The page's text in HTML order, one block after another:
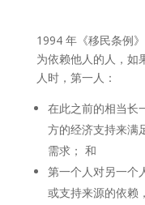
1994 年《移民条例
为依赖他人的人，如
人时，第一人：
在此之前的相当长
方的经济支持来满
需求； 和
第一个人对另一个
或支持来源的依赖